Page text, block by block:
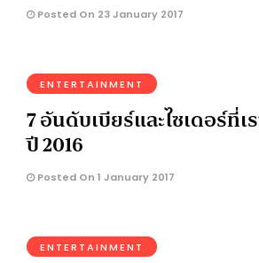
Posted On 23 January 2017
ENTERTAINMENT
7 อันดับเบียร์และไซเดอร์ที่เ
ปี 2016
Posted On 1 January 2017
ENTERTAINMENT